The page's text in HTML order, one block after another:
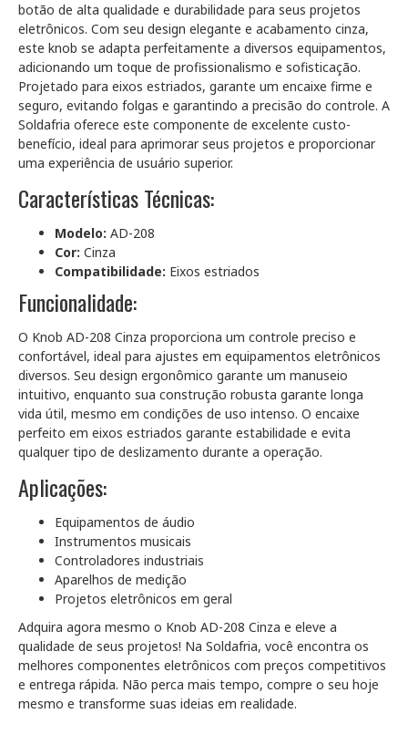
botão de alta qualidade e durabilidade para seus projetos
eletrônicos. Com seu design elegante e acabamento cinza,
este knob se adapta perfeitamente a diversos equipamentos,
adicionando um toque de profissionalismo e sofisticação.
Projetado para eixos estriados, garante um encaixe firme e
seguro, evitando folgas e garantindo a precisão do controle. A
Soldafria oferece este componente de excelente custo-
benefício, ideal para aprimorar seus projetos e proporcionar
uma experiência de usuário superior.
Características Técnicas:
Modelo: AD-208
Cor: Cinza
Compatibilidade: Eixos estriados
Funcionalidade:
O Knob AD-208 Cinza proporciona um controle preciso e
confortável, ideal para ajustes em equipamentos eletrônicos
diversos. Seu design ergonômico garante um manuseio
intuitivo, enquanto sua construção robusta garante longa
vida útil, mesmo em condições de uso intenso. O encaixe
perfeito em eixos estriados garante estabilidade e evita
qualquer tipo de deslizamento durante a operação.
Aplicações:
Equipamentos de áudio
Instrumentos musicais
Controladores industriais
Aparelhos de medição
Projetos eletrônicos em geral
Adquira agora mesmo o Knob AD-208 Cinza e eleve a
qualidade de seus projetos! Na Soldafria, você encontra os
melhores componentes eletrônicos com preços competitivos
e entrega rápida. Não perca mais tempo, compre o seu hoje
mesmo e transforme suas ideias em realidade.